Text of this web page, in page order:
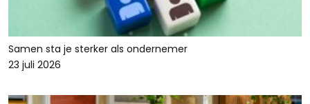
Samen sta je sterker als ondernemer
23 juli 2026